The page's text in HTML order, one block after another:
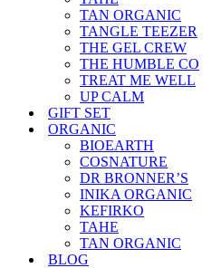
TAN ORGANIC
TANGLE TEEZER
THE GEL CREW
THE HUMBLE CO
TREAT ME WELL
UP CALM
GIFT SET
ORGANIC
BIOEARTH
COSNATURE
DR BRONNER’S
INIKA ORGANIC
KEFIRKO
TAHE
TAN ORGANIC
BLOG